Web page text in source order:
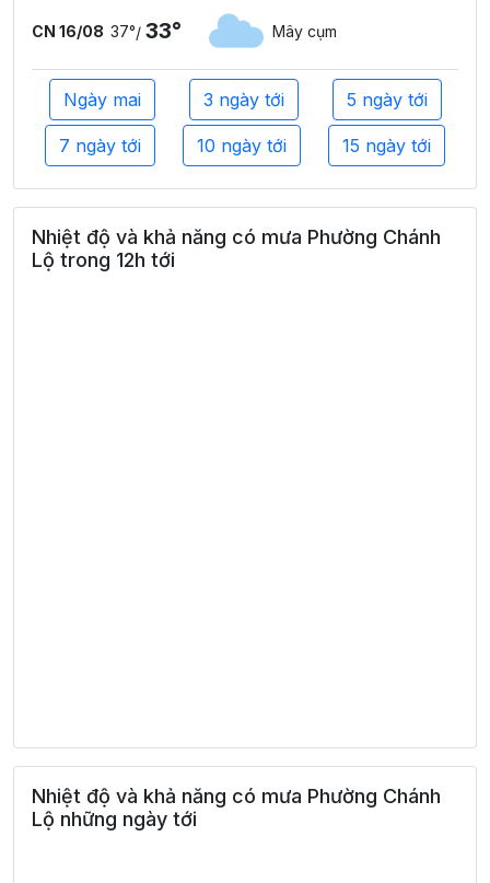
CN 16/08 37°/ 33° Mây cụm
Ngày mai 3 ngày tới 5 ngày tới
7 ngày tới 10 ngày tới 15 ngày tới
Nhiệt độ và khả năng có mưa Phường Chánh
Lộ trong 12h tới
Nhiệt độ và khả năng có mưa Phường Chánh
Lộ những ngày tới